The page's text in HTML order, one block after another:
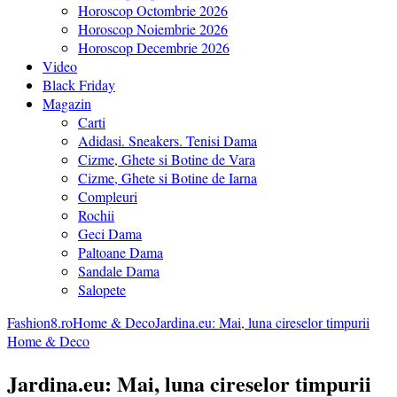
Horoscop Octombrie 2026
Horoscop Noiembrie 2026
Horoscop Decembrie 2026
Video
Black Friday
Magazin
Carti
Adidasi. Sneakers. Tenisi Dama
Cizme, Ghete si Botine de Vara
Cizme, Ghete si Botine de Iarna
Compleuri
Rochii
Geci Dama
Paltoane Dama
Sandale Dama
Salopete
Fashion8.roHome & DecoJardina.eu: Mai, luna cireselor timpurii
Home & Deco
Jardina.eu: Mai, luna cireselor timpurii